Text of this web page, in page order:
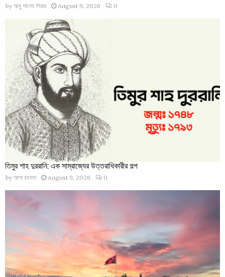
by আবু সালেহ পিয়ার August 9, 2026 0
তিমুর শাহ দুররানি: এক সাম্রাজ্যের উত্তরাধিকারীর গল্প
by আশা রহমান August 9, 2026 0